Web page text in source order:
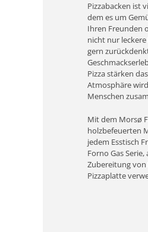
Pizzabacken ist
dem es um
Ihren Freunden
nicht nur
gern
Pizza stärken
Atmosphäre
Menschen
Mit dem Morsø
holzbefeuerten
jedem Esstisch
Forno Gas Serie,
Zubereitung von
Pizzaplatte